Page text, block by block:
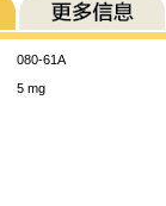
080-61A
5 mg